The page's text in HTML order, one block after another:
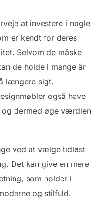
at investere i nogle
er kendt for deres
Selvom de måske
de holde i mange år
længere sigt.
også have
dermed øge værdien
ved at vælge tidløst
Det kan give en mere
som holder i
og stilfuld.